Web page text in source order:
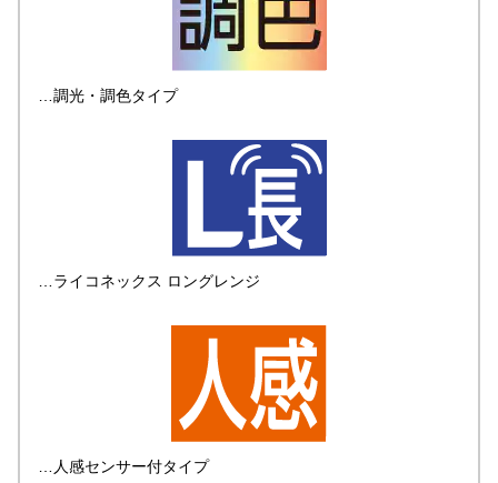
…調光・調色タイプ
…ライコネックス ロングレンジ
…人感センサー付タイプ